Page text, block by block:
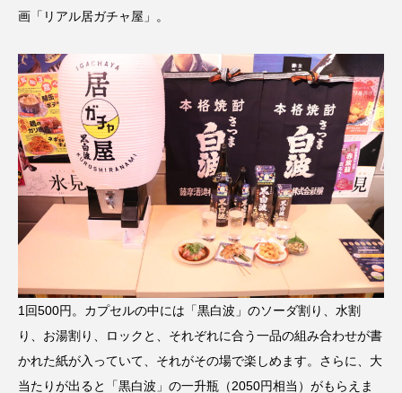
画「リアル居ガチャ屋」。
1回500円。カプセルの中には「黒白波」のソーダ割り、水割
り、お湯割り、ロックと、それぞれに合う一品の組み合わせが書
かれた紙が入っていて、それがその場で楽しめます。さらに、大
当たりが出ると「黒白波」の一升瓶（2050円相当）がもらえま